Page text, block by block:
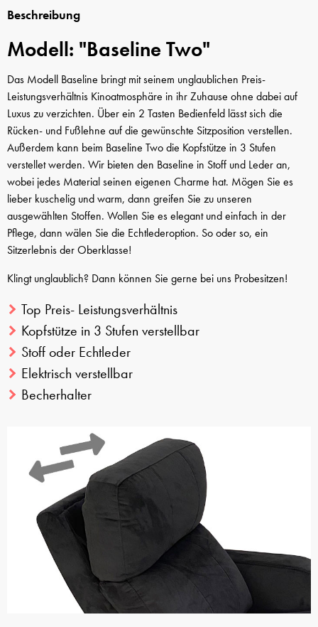
Beschreibung
Modell: "Baseline Two"
Das Modell Baseline bringt mit seinem unglaublichen Preis-
Leistungsverhältnis Kinoatmosphäre in ihr Zuhause ohne dabei auf
Luxus zu verzichten. Über ein 2 Tasten Bedienfeld lässt sich die
Rücken- und Fußlehne auf die gewünschte Sitzposition verstellen.
Außerdem kann beim Baseline Two die Kopfstütze in 3 Stufen
verstellet werden. Wir bieten den Baseline in Stoff und Leder an,
wobei jedes Material seinen eigenen Charme hat. Mögen Sie es
lieber kuschelig und warm, dann greifen Sie zu unseren
ausgewählten Stoffen. Wollen Sie es elegant und einfach in der
Pflege, dann wälen Sie die Echtlederoption. So oder so, ein
Sitzerlebnis der Oberklasse!
Klingt unglaublich? Dann können Sie gerne bei uns Probesitzen!
Top Preis- Leistungsverhältnis
Kopfstütze in 3 Stufen verstellbar
Stoff oder Echtleder
Elektrisch verstellbar
Becherhalter